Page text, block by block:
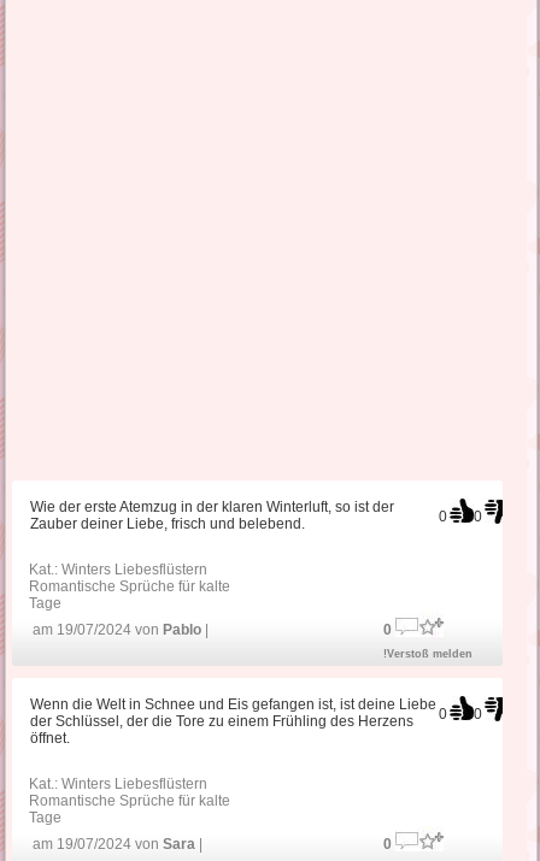
0 0
Wie der erste Atemzug in der klaren Winterluft, so ist der
Zauber deiner Liebe, frisch und belebend.
Kat.:Winters Liebesflüstern
Romantische Sprüche für kalte
Tage
am 19/07/2024 von Pablo 0
!Verstoß melden
0 0
Wenn die Welt in Schnee und Eis gefangen ist, ist deine Liebe
der Schlüssel, der die Tore zu einem Frühling des Herzens
öffnet.
Kat.:Winters Liebesflüstern
Romantische Sprüche für kalte
Tage
am 19/07/2024 vonSara 0